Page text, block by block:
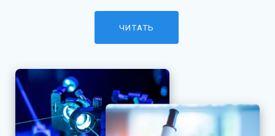
ЧИТАТЬ